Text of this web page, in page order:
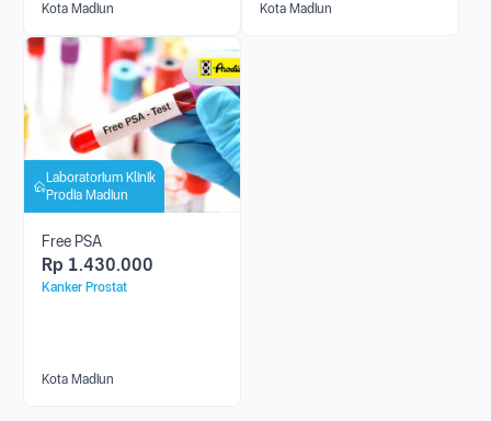
Kota Madiun Kota Madiun
Laboratorium Klinik
Prodia Madiun
Free PSA
Rp 1.430.000
Kanker Prostat
Kota Madiun